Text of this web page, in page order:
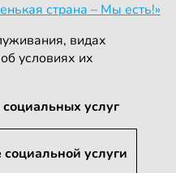
страна – Мы есть!»
видах
условиях их
услуг
услуги